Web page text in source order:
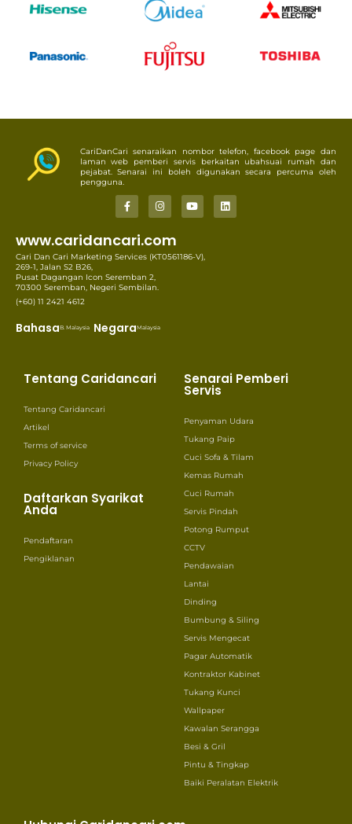
CariDanCari senaraikan nombor telefon, facebook page dan
laman web pemberi servis berkaitan ubahsuai rumah dan
pejabat. Senarai ini boleh digunakan secara percuma oleh
pengguna.
www.caridancari.com
Cari Dan Cari Marketing Services (KT0561186-V),
269-1, Jalan S2 B26,
Pusat Dagangan Icon Seremban 2,
70300 Seremban, Negeri Sembilan.
(+60) 11 2421 4612
BahasaB. Malaysia NegaraMalaysia
Tentang Caridancari
Tentang Caridancari
Artikel
Terms of service
Privacy Policy
Daftarkan Syarikat
Anda
Pendaftaran
Pengiklanan
Senarai Pemberi
Servis
Penyaman Udara
Tukang Paip
Cuci Sofa & Tilam
Kemas Rumah
Cuci Rumah
Servis Pindah
Potong Rumput
CCTV
Pendawaian
Lantai
Dinding
Bumbung & Siling
Servis Mengecat
Pagar Automatik
Kontraktor Kabinet
Tukang Kunci
Wallpaper
Kawalan Serangga
Besi & Gril
Pintu & Tingkap
Baiki Peralatan Elektrik